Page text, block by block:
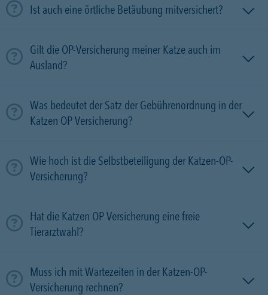
Ist auch eine örtliche Betäubung mitversichert?
Gilt die OP-Versicherung meiner Katze auch im
Ausland?
Was bedeutet der Satz der Gebührenordnung in der
Katzen OP Versicherung?
Wie hoch ist die Selbstbeteiligung der Katzen-OP-
Versicherung?
Hat die Katzen OP Versicherung eine freie
Tierarztwahl?
Muss ich mit Wartezeiten in der Katzen-OP-
Versicherung rechnen?